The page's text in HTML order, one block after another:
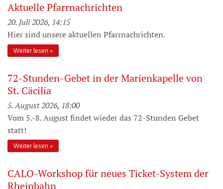
Aktuelle Pfarrnachrichten
20. Juli 2026, 14:15
Hier sind unsere aktuellen Pfarrnachrichten.
Weiter lesen
72-Stunden-Gebet in der Marienkapelle von
St. Cäcilia
5. August 2026, 18:00
Vom 5.-8. August findet wieder das 72-Stunden Gebet
statt!
Weiter lesen
CALO-Workshop für neues Ticket-System der
Rheinbahn